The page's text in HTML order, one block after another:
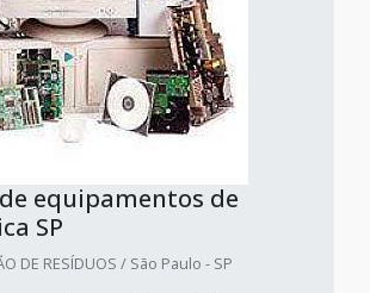
equipamentos de
SP
DE RESÍDUOS / São Paulo - SP